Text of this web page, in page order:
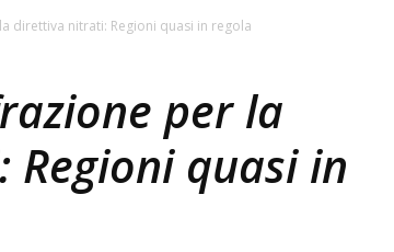
direttiva nitrati: Regioni quasi in regola
per la
quasi in